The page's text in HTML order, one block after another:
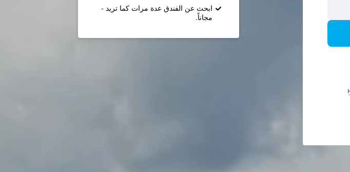
ابحث عن الفندق عدة مرات كما تريد -
مجاناً.